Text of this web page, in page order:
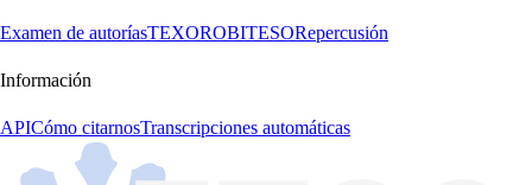
Examen de autoríasTEXOROBITESORepercusión
Información
APICómo citarnosTranscripciones automáticas